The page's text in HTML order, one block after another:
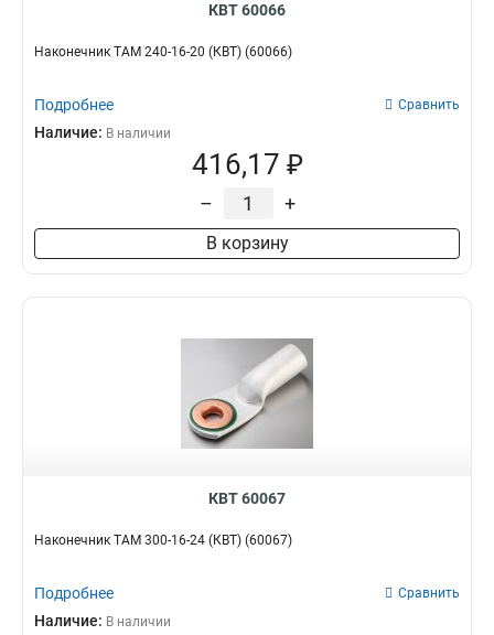
КВТ 60066
Наконечник ТАМ 240-16-20 (КВТ) (60066)
Подробнее Сравнить
Наличие: В наличии
416,17 ₽
– +
В корзину
КВТ 60067
Наконечник ТАМ 300-16-24 (КВТ) (60067)
Подробнее Сравнить
Наличие: В наличии